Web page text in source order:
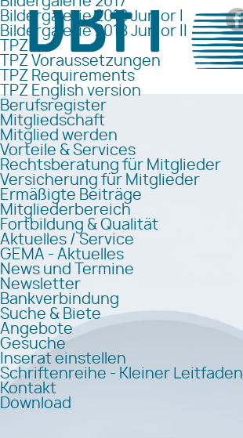
Bildergalerie 2018 Junior I
Bildergalerie 2018 Junior II
TPZ
TPZ Voraussetzungen
TPZ Requirements
TPZ English version
Berufsregister
Mitgliedschaft
Mitglied werden
Vorteile & Services
Rechtsberatung für Mitglieder
Versicherung für Mitglieder
Ermäßigte Beiträge
Mitgliederbereich
Fortbildung & Qualität
Aktuelles / Service
GEMA - Aktuelles
News und Termine
Newsletter
Bankverbindung
Suche & Biete
Angebote
Gesuche
Inserat einstellen
Schriftenreihe - Kleiner Leitfaden
Kontakt
Download